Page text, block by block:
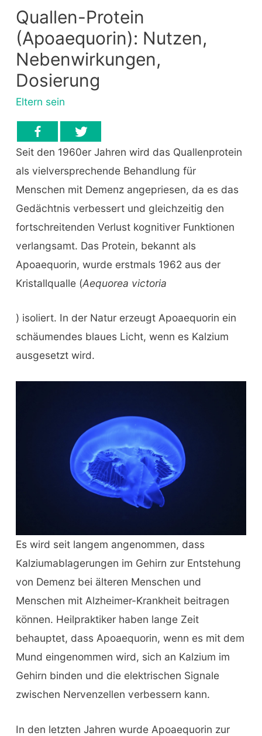
Quallen-Protein
(Apoaequorin): Nutzen,
Nebenwirkungen,
Dosierung
Eltern sein
Seit den 1960er Jahren wird das Quallenprotein
als vielversprechende Behandlung für
Menschen mit Demenz angepriesen, da es das
Gedächtnis verbessert und gleichzeitig den
fortschreitenden Verlust kognitiver Funktionen
verlangsamt. Das Protein, bekannt als
Apoaequorin, wurde erstmals 1962 aus der
Kristallqualle (Aequorea victoria
) isoliert. In der Natur erzeugt Apoaequorin ein
schäumendes blaues Licht, wenn es Kalzium
ausgesetzt wird.
Es wird seit langem angenommen, dass
Kalziumablagerungen im Gehirn zur Entstehung
von Demenz bei älteren Menschen und
Menschen mit Alzheimer-Krankheit beitragen
können. Heilpraktiker haben lange Zeit
behauptet, dass Apoaequorin, wenn es mit dem
Mund eingenommen wird, sich an Kalzium im
Gehirn binden und die elektrischen Signale
zwischen Nervenzellen verbessern kann.
In den letzten Jahren wurde Apoaequorin zur